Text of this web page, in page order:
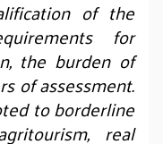
of the
for
the burden of
of assessment.
to borderline
real